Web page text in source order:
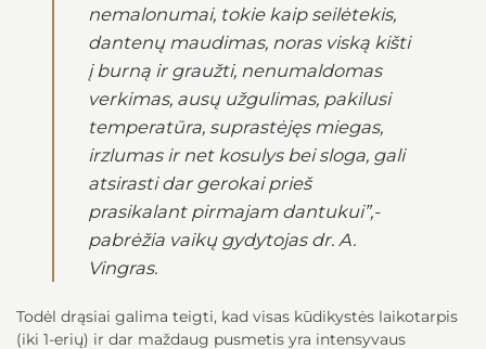
nemalonumai, tokie kaip seilėtekis,
dantenų maudimas, noras viską kišti
į burną ir graužti, nenumaldomas
verkimas, ausų užgulimas, pakilusi
temperatūra, suprastėjęs miegas,
irzlumas ir net kosulys bei sloga, gali
atsirasti dar gerokai prieš
prasikalant pirmajam dantukui”,-
pabrėžia vaikų gydytojas dr. A.
Vingras.
Todėl drąsiai galima teigti, kad visas kūdikystės laikotarpis
(iki 1-erių) ir dar maždaug pusmetis yra intensyvaus